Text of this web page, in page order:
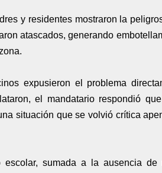
y residentes mostraron la
atascados, generando
expusieron el problema
el mandatario respondió
situación que se volvió crítica
sumada a la ausencia de